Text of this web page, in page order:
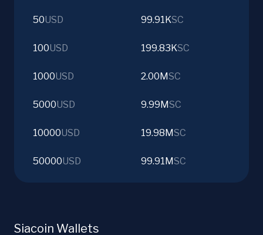
50USD 99.91KSC
100USD 199.83KSC
1000USD 2.00MSC
5000USD 9.99MSC
10000USD 19.98MSC
50000USD 99.91MSC
Siacoin Wallets